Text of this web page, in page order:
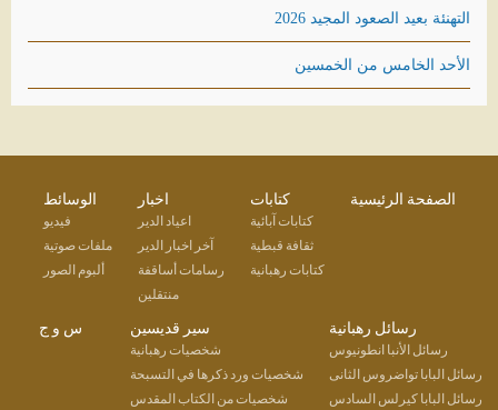
التهنئة بعيد الصعود المجيد 2026
الأحد الخامس من الخمسين
الصفحة الرئيسية كتابات
كتابات آبائية
ثقافة قبطية
كتابات رهبانية
اخبار
اعياد الدير
آخر اخبار الدير
رسامات أساقفة
منتقلين
الوسائط
فيديو
ملفات صوتية
ألبوم الصور
رسائل رهبانية
رسائل الأنبا انطونيوس
رسائل البابا تواضروس الثانى
رسائل البابا كيرلس السادس
سير قديسين
شخصيات رهبانية
شخصيات ورد ذكرها في التسبحة
شخصيات من الكتاب المقدس
س و ج